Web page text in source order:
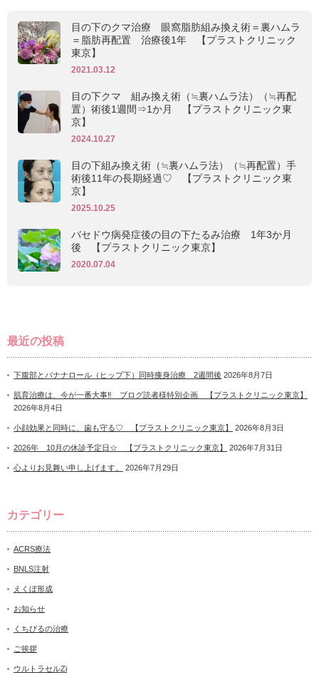
目の下のクマ治療 眼窩脂肪組み換え術＝裏ハムラ
＝脂肪再配置 治療後1年 【プラストクリニック
東京】
2021.03.12
目の下クマ 組み換え術（≒裏ハムラ法）（≒再配
置）術後1週間⇒1か月 【プラストクリニック東
京】
2024.10.27
目の下組み換え術（≒裏ハムラ法）（≒再配置）手
術後11年の長期経過♡ 【プラストクリニック東
京】
2025.10.25
バセドウ病発症後の目の下たるみ治療 1年3か月
後 【プラストクリニック東京】
2020.07.04
最近の投稿
下腹部とバナナロール（ヒップ下）同時痩身治療 2週間後 2026年8月7日
肌育治療は、今が一番大事‼ ブログ読者様特別企画 【プラストクリニック東京】
2026年8月4日
小顔効果と同時に、歯も守る♡ 【プラストクリニック東京】 2026年8月3日
2026年 10月の休診予定日☆ 【プラストクリニック東京】 2026年7月31日
心よりお見舞い申し上げます。 2026年7月29日
カテゴリー
ACRS療法
BNLS注射
えくぼ形成
お知らせ
くちびるの治療
ご挨拶
ウルトラセルZi